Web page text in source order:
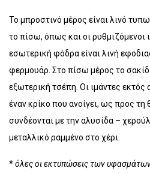
Το μπροστινό μέρος είναι λινό
το πίσω, όπως και οι ρυθμιζόμενοι
εσωτερική φόδρα είναι λινή
φερμουάρ. Στο πίσω μέρος το
εξωτερική τσέπη. Οι ιμάντες εκτός
έναν κρίκο που ανοίγει, ως προς
συνδέονται με την αλυσίδα –
μεταλλικό ραμμένο στο χέρι.
*όλες οι εκτυπώσεις των